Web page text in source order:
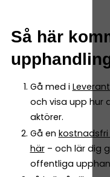
Så här
Gå med i
och visa upp hur
aktörer.
Gå en
här– och lär dig
offentliga